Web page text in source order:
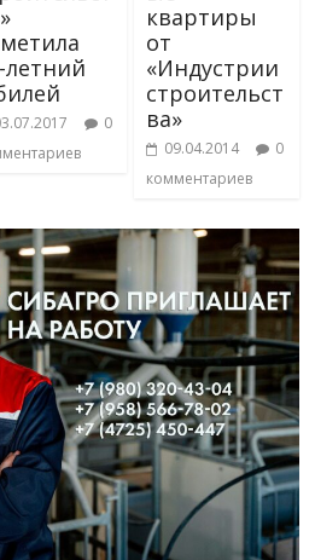
летний
0
квартиры
от
«Индустрии
строительст
ва»
09.04.2014
0
комментариев